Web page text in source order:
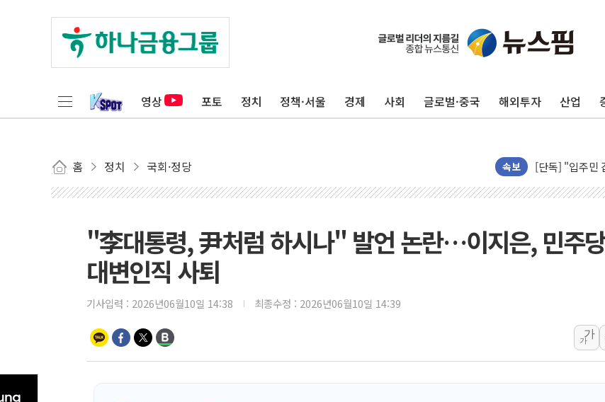
영상 포토 정치 정책·서울 경제 사회 글로벌·중국 해외투자 산업
홈 정치 국회·정당 속보
에이루트, 글로
해군, 독도 인근
중국 최신판 '
뉴인텍, 하반기
BGF리테일,
휴젤, 매출
경북도·대구
서울 아파트
효성중공업, 덴
딥시크, AI 서비
"李대통령, 尹처럼 하시나" 발언 논란…이지은, 민주당
대변인직 사퇴
기사입력 : 2026년06월10일 14:38 최종수정 : 2026년06월10일 14:39
가
가